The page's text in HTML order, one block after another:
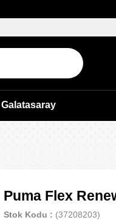
Galatasaray
Puma Flex
Stok Kodu
(37208203)